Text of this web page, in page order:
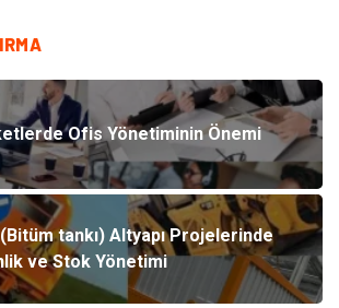
Ofis Yönetiminin Önemi
tankı) Altyapı Projelerinde
ve Stok Yönetimi